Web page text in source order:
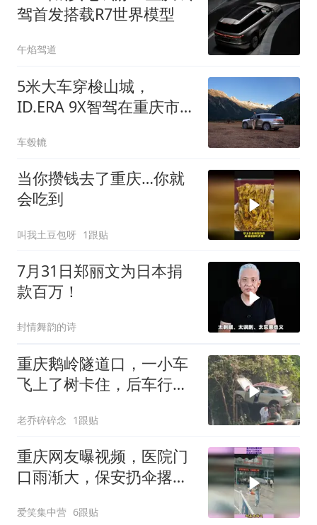
驾首发搭载R7世界模型
午焰驾道
5米大车穿梭山城，
ID.ERA 9X智驾在重庆市区
车毂轆
当你攒钱去了重庆…你就
会吃到
叫我土豆包呀 1跟贴
7月31日郑丽文为日本捐
款百万！
封情舞韵的诗
重庆鹅岭隧道口，一小车
飞上了树卡住，后车行车
老乔碎碎念 1跟贴
重庆网友曝视频，医院门
口雨渐大，保安扔伞撂阿
爱笑集中营 6跟贴